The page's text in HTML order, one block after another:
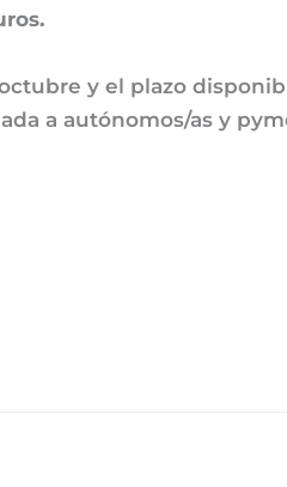
y el plazo
a autónomos/as y